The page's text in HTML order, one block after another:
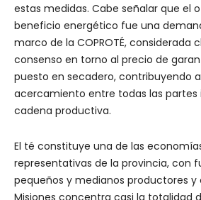
estas medidas. Cabe señalar que el
beneficio energético fue una
marco de la COPROTÉ, considerada
consenso en torno al precio de
puesto en secadero, contribuyendo
acercamiento entre todas las partes
cadena productiva.
El té constituye una de las
representativas de la provincia, con
pequeños y medianos productores y
Misiones concentra casi la totalidad